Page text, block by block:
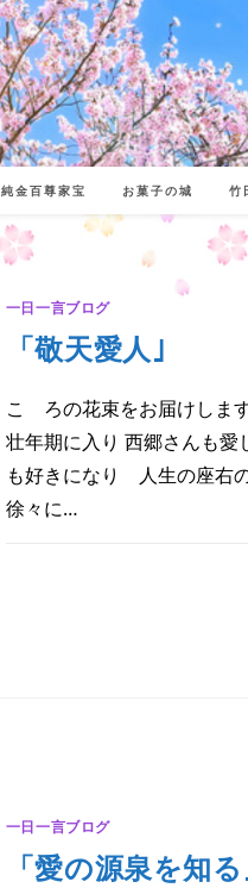
純金百尊家宝 お菓子の城 竹
一日一言ブログ
「敬天愛人｣
こゝろの花束をお届けし
壮年期に入り 西郷さんも
も好きになり 人生の座右
徐々に…
一日一言ブログ
「愛の源泉を知る